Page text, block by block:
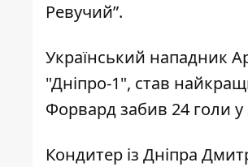
Ревучий”.
Український нападник
"Дніпро-1", став
Форвард забив 24 голи у
Кондитер із Дніпра